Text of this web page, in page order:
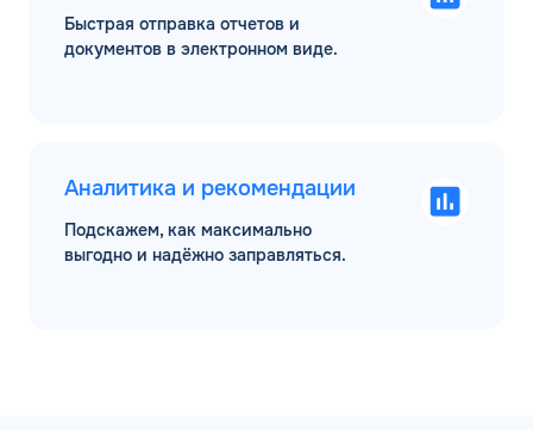
Быстрая отправка отчетов и
документов в электронном виде.
Аналитика и рекомендации
Подскажем, как максимально
выгодно и надёжно заправляться.